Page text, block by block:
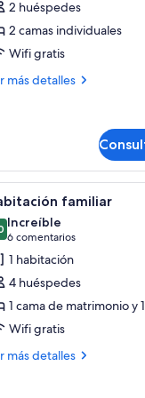
2 huéspedes
2 camas individuales
Wifi gratis
más detalles
blanca en maceta,
con lámpara,
3 familiar
de 10
Increíble
6 comentarios
(6 comentarios)
1 habitación
4 huéspedes
1 cama de matrimonio y
Wifi gratis
más detalles